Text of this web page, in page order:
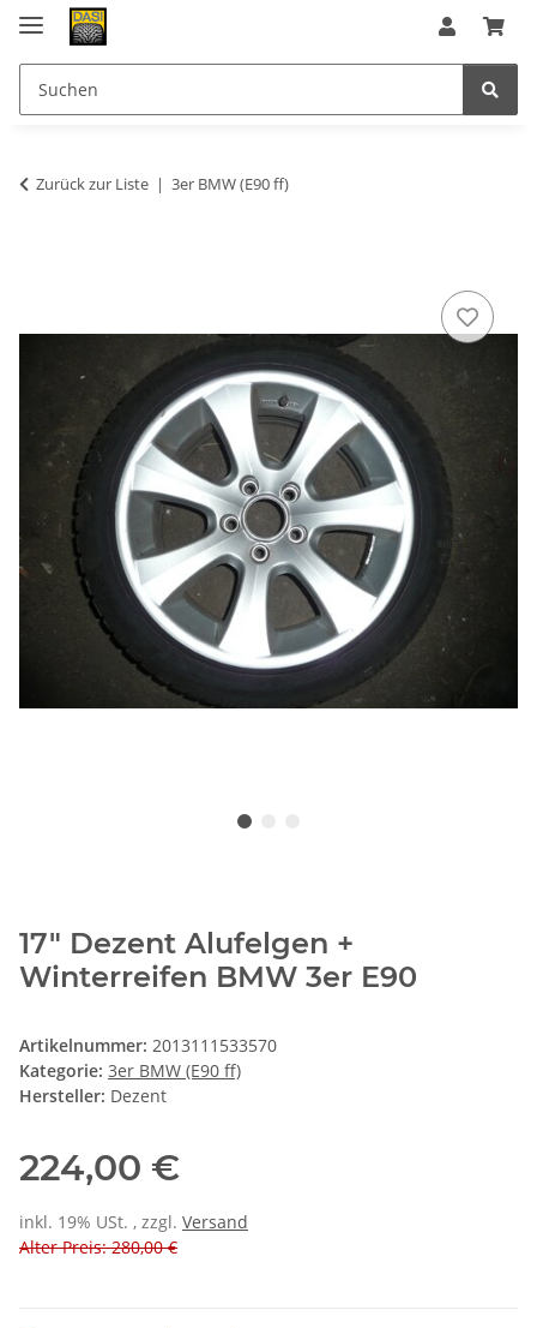
Zurück zur Liste 3er BMW (E90 ff)
17" Dezent Alufelgen +
Winterreifen BMW 3er E90
Artikelnummer: 2013111533570
Kategorie: 3er BMW (E90 ff)
Hersteller: Dezent
224,00 €
inkl. 19% USt. , zzgl. Versand
Alter Preis: 280,00 €